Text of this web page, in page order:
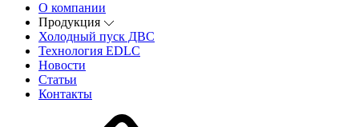
О компании
Продукция
Холодный пуск ДВС
Технология EDLC
Новости
Статьи
Контакты